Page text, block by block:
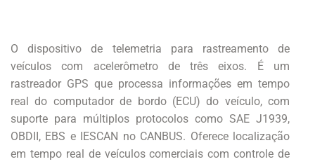
O dispositivo de telemetria para rastreamento de
veículos com acelerômetro de três eixos. É um
rastreador GPS que processa informações em tempo
real do computador de bordo (ECU) do veículo, com
suporte para múltiplos protocolos como SAE J1939,
OBDII, EBS e IESCAN no CANBUS. Oferece localização
em tempo real de veículos comerciais com controle de